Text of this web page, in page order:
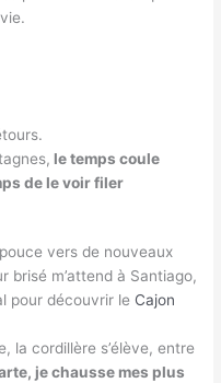
le temps coule
de le voir filer
vers de nouveaux
m’attend à Santiago,
pour découvrir le Cajon
la cordillère s’élève, entre
je chausse mes plus